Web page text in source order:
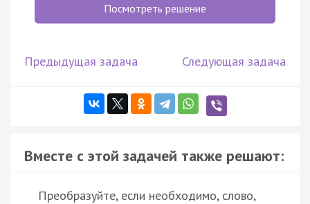
Посмотреть решение
Предыдущая задача Следующая задача
Вместе с этой задачей также решают:
Преобразуйте, если необходимо, слово,